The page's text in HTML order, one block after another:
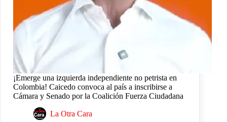
¡Emerge una izquierda independiente no petrista en
Colombia! Caicedo convoca al país a inscribirse a
Cámara y Senado por la Coalición Fuerza Ciudadana
La Otra Cara